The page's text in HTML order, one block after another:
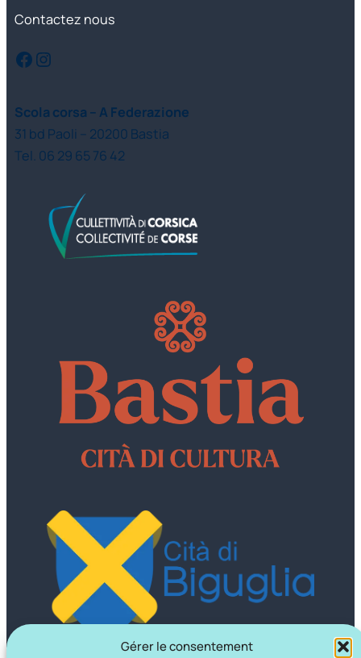
Gérer le consentement
Contactez nous
Facebook Instagram
Scola corsa – A Federazione
31 bd Paoli – 20200 Bastia
Tel. 06 29 65 76 42